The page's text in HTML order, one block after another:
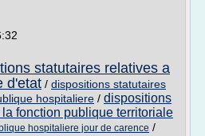
statutaires relatives a
d'etat / dispositions statutaires
hospitaliere / dispositions
fonction publique territoriale
hospitaliere jour de carence /